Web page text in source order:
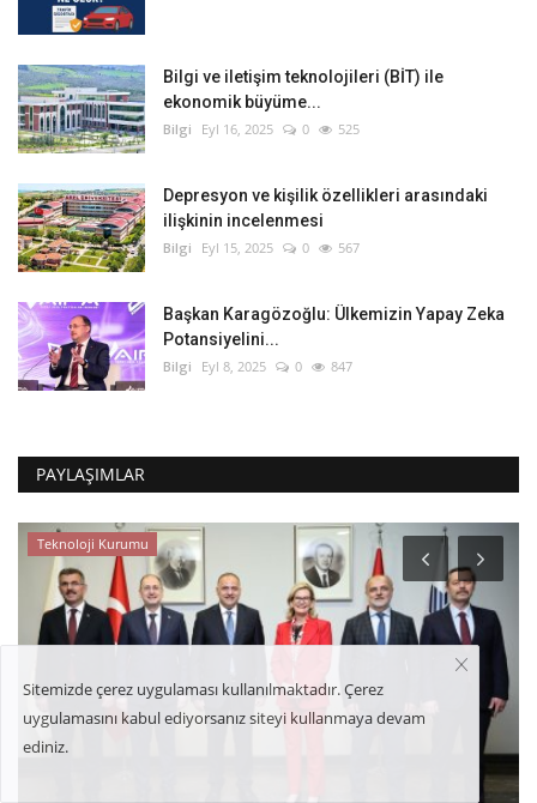
Bilgi ve iletişim teknolojileri (BİT) ile
ekonomik büyüme...
Bilgi Eyl 16, 2025 0 525
Depresyon ve kişilik özellikleri arasındaki
ilişkinin incelenmesi
Bilgi Eyl 15, 2025 0 567
Başkan Karagözoğlu: Ülkemizin Yapay Zeka
Potansiyelini...
Bilgi Eyl 8, 2025 0 847
PAYLAŞIMLAR
Uşak Üniversitesi
Sitemizde çerez uygulaması kullanılmaktadır. Çerez
uygulamasını kabul ediyorsanız siteyi kullanmaya devam
ediniz.